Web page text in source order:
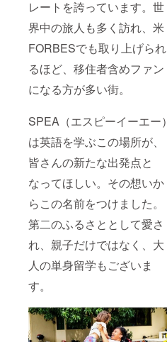
レートを誇っています。世
界中の旅人も多く訪れ、米
FORBESでも取り上げられ
るほど、移住者含めファン
になる方が多い街。
SPEA（エスピーイーエー）
は英語を学ぶこの場所が、
皆さんの新たな出発点と
なってほしい。その想いか
らこの名前をつけました。
第二のふるさととして愛さ
れ、親子だけではなく、大
人の単身留学もございま
す。